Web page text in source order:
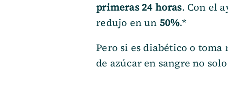
primeras 24 horas. Con el
redujo en un 50%.*
Pero si es diabético o
de azúcar en sangre no